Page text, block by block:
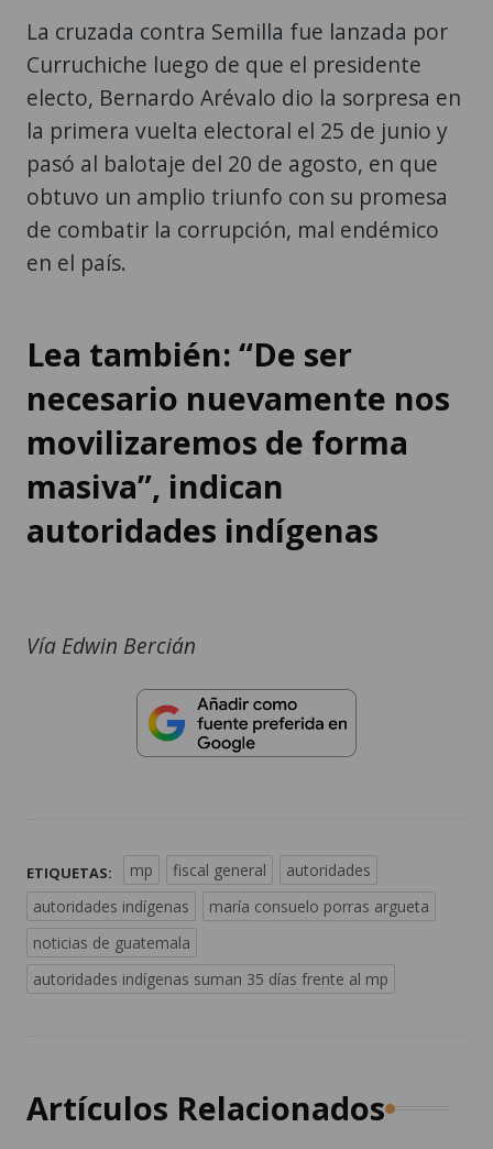
La cruzada contra Semilla fue lanzada por
Curruchiche luego de que el presidente
electo, Bernardo Arévalo dio la sorpresa en
la primera vuelta electoral el 25 de junio y
pasó al balotaje del 20 de agosto, en que
obtuvo un amplio triunfo con su promesa
de combatir la corrupción, mal endémico
en el país.
Lea también: “De ser
necesario nuevamente nos
movilizaremos de forma
masiva”, indican
autoridades indígenas
Vía Edwin Bercián
ETIQUETAS: mp fiscal general
autoridades
autoridades indígenas
maría consuelo porras argueta
noticias de guatemala
autoridades indígenas suman 35 días frente al mp
Artículos Relacionados